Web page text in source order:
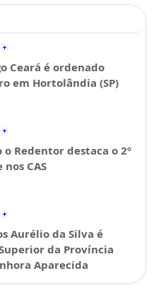
Ceará é ordenado
em Hortolândia (SP)
o Redentor destaca o 2º
CAS
Aurélio da Silva é
da Província
Aparecida